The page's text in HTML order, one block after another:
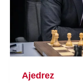
Ajedrez